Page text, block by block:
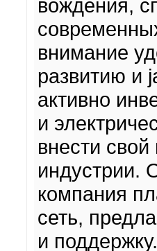
вождения,
внимание
развитию и
активно
и
внести
индустрии.
компания
сеть,
и